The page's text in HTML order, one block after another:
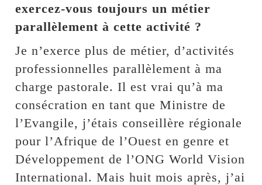
exercez-vous toujours un métier
parallèlement à cette activité ?
Je n’exerce plus de métier, d’activités
professionnelles parallèlement à ma
charge pastorale. Il est vrai qu’à ma
consécration en tant que Ministre de
l’Evangile, j’étais conseillère régionale
pour l’Afrique de l’Ouest en genre et
Développement de l’ONG World Vision
International. Mais huit mois après, j’ai